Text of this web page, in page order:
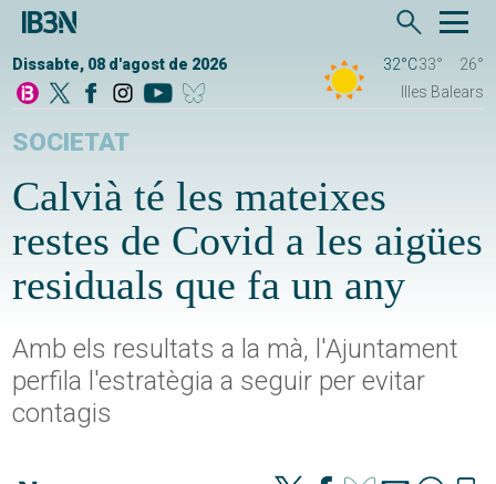
Dissabte, 08 d'agost de 2026 32°C33°
26°
Illes Balears
SOCIETAT
Calvià té les mateixes
restes de Covid a les aigües
residuals que fa un any
Amb els resultats a la mà, l'Ajuntament
perfila l'estratègia a seguir per evitar
contagis